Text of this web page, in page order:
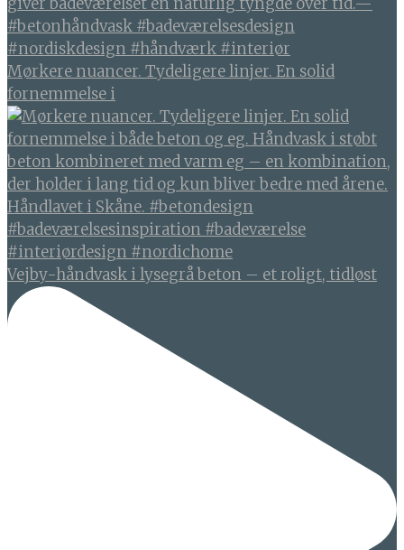
Mørkere nuancer. Tydeligere linjer. En solid
fornemmelse i
Vejby-håndvask i lysegrå beton – et roligt, tidløst